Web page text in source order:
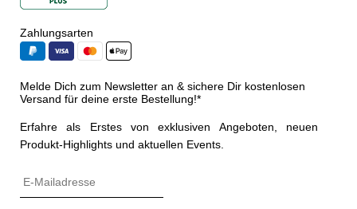
Zahlungsarten
Melde Dich zum Newsletter an & sichere Dir kostenlosen
Versand für deine erste Bestellung!*
Erfahre als Erstes von exklusiven Angeboten, neuen
Produkt-Highlights und aktuellen Events.